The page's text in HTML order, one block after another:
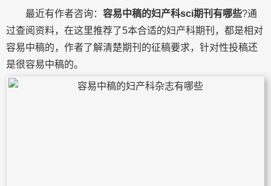
在线咨询 关于我们
最近有作者咨询： 容易中稿的妇产科sci期刊有哪些?通
过查阅资料，在这里推荐了5本合适的妇产科期刊，都是相对
容易中稿的，作者了解清楚期刊的征稿要求，针对性投稿还
是很容易中稿的。